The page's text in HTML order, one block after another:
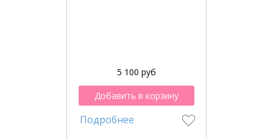
5 100 руб
Добавить в корзину
Подробнее